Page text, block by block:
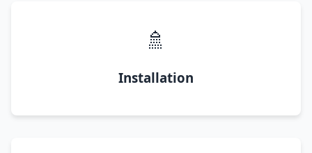
🚿
Installation